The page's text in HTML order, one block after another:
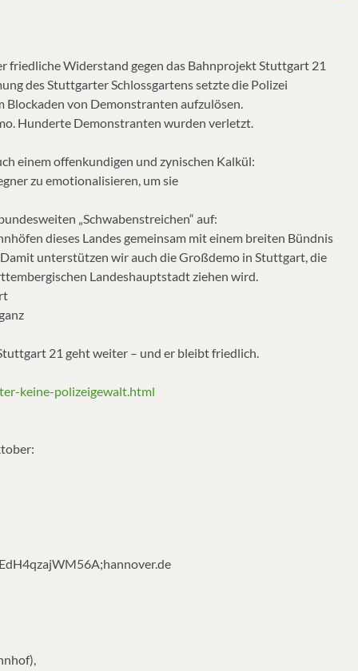
Widerstand gegen das Bahnprojekt Stuttgart 21
des Stuttgarter Schlossgartens setzte die Polizei
Blockaden von Demonstranten aufzulösen.
Hunderte Demonstranten wurden verletzt.
einem offenkundigen und zynischen Kalkül:
zu emotionalisieren, um sie
„Schwabenstreichen“ auf:
dieses Landes gemeinsam mit einem breiten Bündnis
unterstützen wir auch die Großdemo in Stuttgart, die
Landeshauptstadt ziehen wird.
21 geht weiter – und er bleibt friedlich.
keine-polizeigewalt.html